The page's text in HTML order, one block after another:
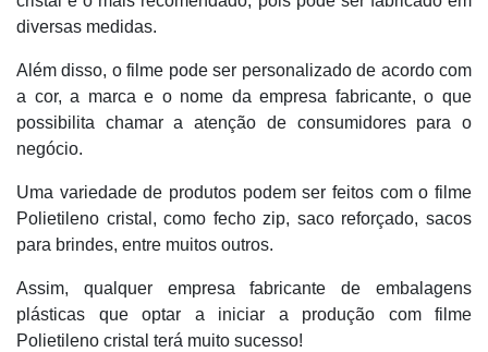
diversas medidas.
Além disso, o filme pode ser personalizado de acordo com
a cor, a marca e o nome da empresa fabricante, o que
possibilita chamar a atenção de consumidores para o
negócio.
Uma variedade de produtos podem ser feitos com o filme
Polietileno cristal, como fecho zip, saco reforçado, sacos
para brindes, entre muitos outros.
Assim, qualquer empresa fabricante de embalagens
plásticas que optar a iniciar a produção com filme
Polietileno cristal terá muito sucesso!